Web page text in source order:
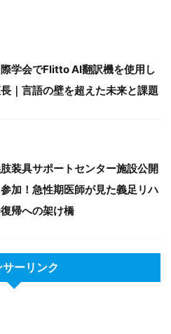
際学会でFlitto AI翻訳機を使用し
｜言語の壁を超えた未来と課題
肢装具サポートセンター施設公開
加！急性期医師が見た義足リハ
帰への架け橋
サーリンク